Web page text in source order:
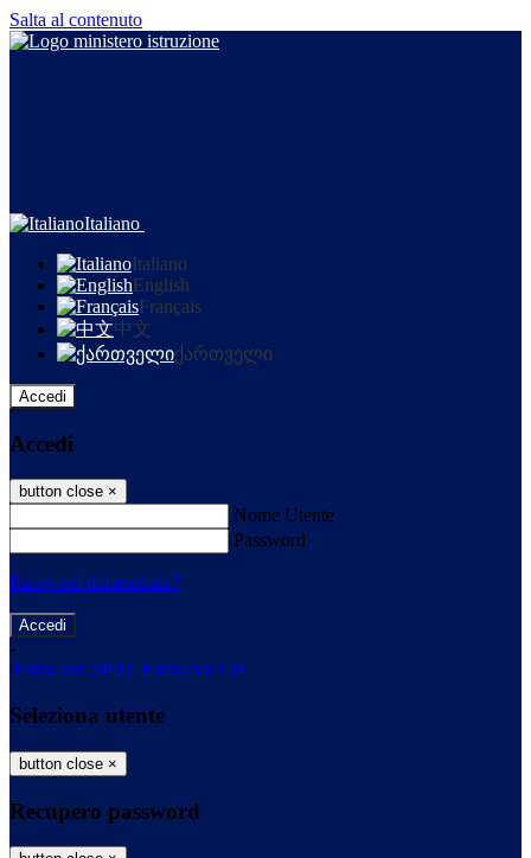
Salta al contenuto
Italiano
Italiano
English
Français
中文
ქართველი
Accedi
Accedi
button close ×
Nome Utente
Password
Password dimenticata?
-
Entra con SPID Entra con CIE
Seleziona utente
button close ×
Recupero password